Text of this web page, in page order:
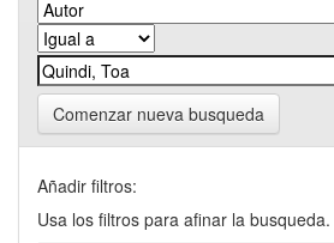
Comenzar nueva busqueda
Añadir filtros:
Usa los filtros para afinar la busqueda.